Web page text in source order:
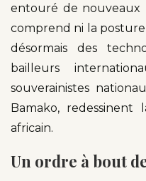
entouré de nouveaux
comprend ni la
désormais des
bailleurs
souverainistes
Bamako,
africain.
Un ordre à bout